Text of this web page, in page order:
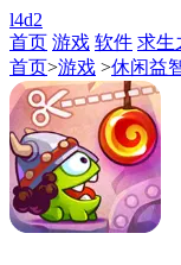
l4d2
首页 游戏 软件 求生
首页>游戏 >休闲益